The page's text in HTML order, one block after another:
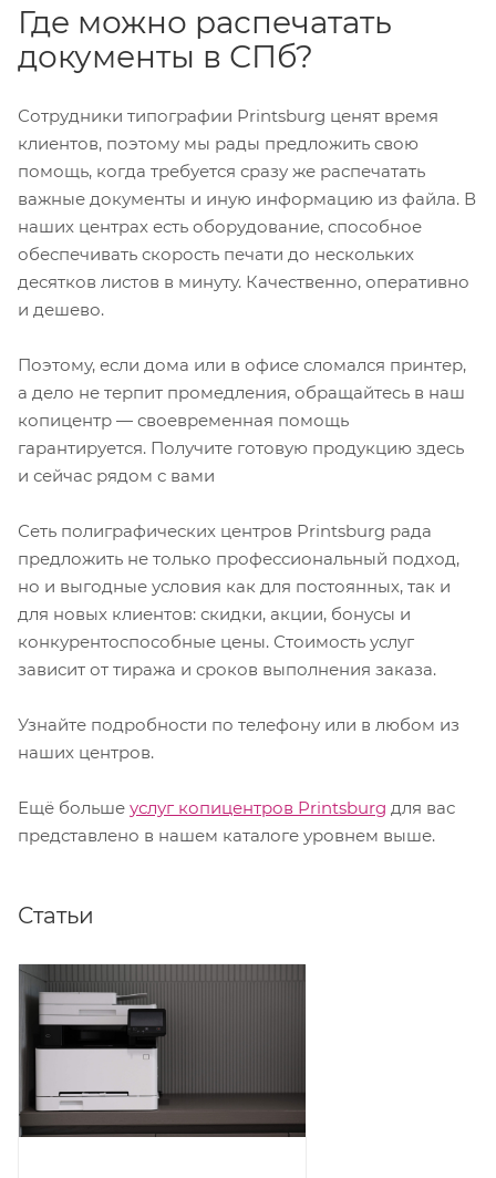
Где можно распечатать
документы в СПб?
Сотрудники типографии Printsburg ценят время
клиентов, поэтому мы рады предложить свою
помощь, когда требуется сразу же распечатать
важные документы и иную информацию из файла. В
наших центрах есть оборудование, способное
обеспечивать скорость печати до нескольких
десятков листов в минуту. Качественно, оперативно
и дешево.
Поэтому, если дома или в офисе сломался принтер,
а дело не терпит промедления, обращайтесь в наш
копицентр — своевременная помощь
гарантируется. Получите готовую продукцию здесь
и сейчас рядом с вами
Сеть полиграфических центров Printsburg рада
предложить не только профессиональный подход,
но и выгодные условия как для постоянных, так и
для новых клиентов: скидки, акции, бонусы и
конкурентоспособные цены. Стоимость услуг
зависит от тиража и сроков выполнения заказа.
Узнайте подробности по телефону или в любом из
наших центров.
Ещё больше услуг копицентров Printsburg для вас
представлено в нашем каталоге уровнем выше.⁠
Статьи